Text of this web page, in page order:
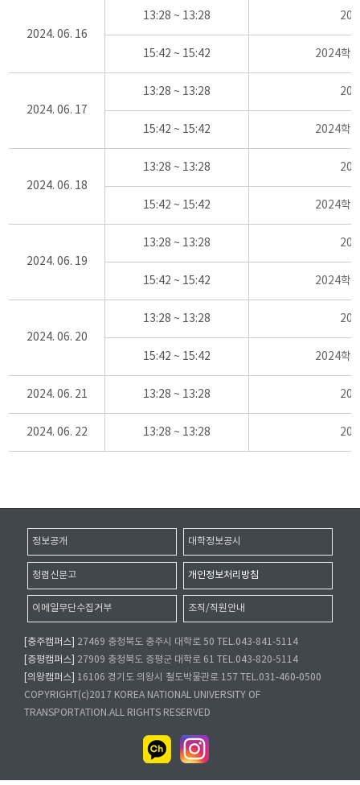
2024. 06. 16
13:28 ~ 13:28
15:42 ~ 15:42 2024학
2024. 06. 17
13:28 ~ 13:28
15:42 ~ 15:42 2024학
2024. 06. 18
13:28 ~ 13:28
15:42 ~ 15:42 2024학
2024. 06. 19
13:28 ~ 13:28
15:42 ~ 15:42 2024학
2024. 06. 20
13:28 ~ 13:28
15:42 ~ 15:42 2024학
2024. 06. 21 13:28 ~ 13:28
2024. 06. 22 13:28 ~ 13:28
정보공개 대학정보공시
청렴신문고 개인정보처리방침
이메일무단수집거부 조직/직원안내
[충주캠퍼스]
27469 충청북도 충주시 대학로 50 TEL.043-841-5114
[증평캠퍼스]
27909 충청북도 증평군 대학로 61 TEL.043-820-5114
[의왕캠퍼스]
16106 경기도 의왕시 철도박물관로 157 TEL.031-460-0500
COPYRIGHT(c)2017 KOREA NATIONAL UNIVERSITY OF
TRANSPORTATION.ALL RIGHTS RESERVED